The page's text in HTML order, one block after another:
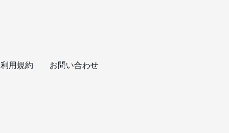
利用規約 お問い合わせ